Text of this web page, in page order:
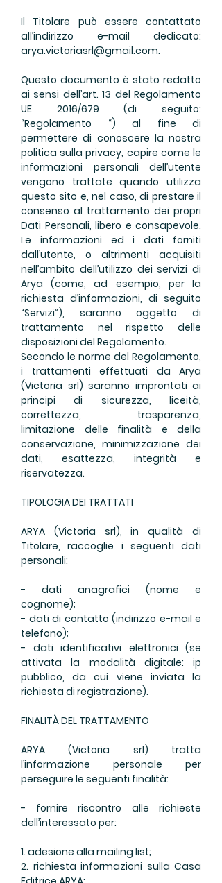
Il Titolare può essere contattato
all’indirizzo e-mail dedicato:
arya.victoriasrl@gmail.com.
Questo documento è stato redatto
ai sensi dell’art. 13 del Regolamento
UE 2016/679 (di seguito:
“Regolamento “) al fine di
permettere di conoscere la nostra
politica sulla privacy, capire come le
informazioni personali dell’utente
vengono trattate quando utilizza
questo sito e, nel caso, di prestare il
consenso al trattamento dei propri
Dati Personali, libero e consapevole.
Le informazioni ed i dati forniti
dall’utente, o altrimenti acquisiti
nell’ambito dell’utilizzo dei servizi di
Arya (come, ad esempio, per la
richiesta d’informazioni, di seguito
“Servizi”), saranno oggetto di
trattamento nel rispetto delle
disposizioni del Regolamento.
Secondo le norme del Regolamento,
i trattamenti effettuati da Arya
(Victoria srl) saranno improntati ai
principi di sicurezza, liceità,
correttezza, trasparenza,
limitazione delle finalità e della
conservazione, minimizzazione dei
dati, esattezza, integrità e
riservatezza.
TIPOLOGIA DEI TRATTATI
ARYA (Victoria srl), in qualità di
Titolare, raccoglie i seguenti dati
personali:
- dati anagrafici (nome e
cognome);
- dati di contatto (indirizzo e-mail e
telefono);
- dati identificativi elettronici (se
attivata la modalità digitale: ip
pubblico, da cui viene inviata la
richiesta di registrazione).
FINALITÀ DEL TRATTAMENTO
ARYA (Victoria srl) tratta
l’informazione personale per
perseguire le seguenti finalità:
- fornire riscontro alle richieste
dell’interessato per:
1. adesione alla mailing list;
2. richiesta informazioni sulla Casa